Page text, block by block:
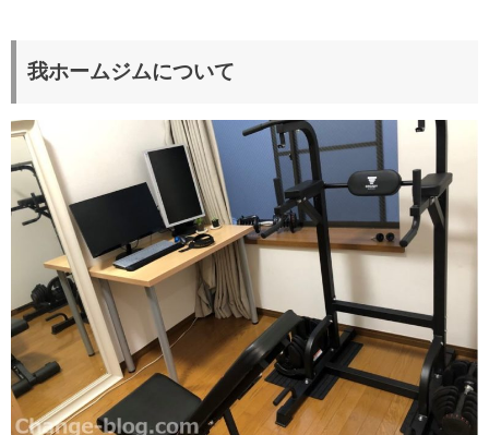
我ホームジムについて